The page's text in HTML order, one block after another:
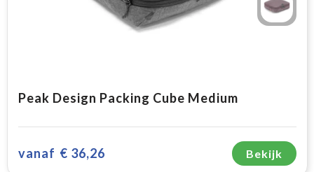
Peak Design Packing Cube Medium
vanaf € 36,26 Bekijk